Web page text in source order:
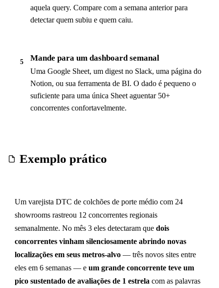
aquela query. Compare com a semana anterior para
detectar quem subiu e quem caiu.
5 Mande para um dashboard semanal
Uma Google Sheet, um digest no Slack, uma página do
Notion, ou sua ferramenta de BI. O dado é pequeno o
suficiente para uma única Sheet aguentar 50+
concorrentes confortavelmente.
Exemplo prático
Um varejista DTC de colchões de porte médio com 24
showrooms rastreou 12 concorrentes regionais
semanalmente. No mês 3 eles detectaram que dois
concorrentes vinham silenciosamente abrindo novas
localizações em seus metros-alvo — três novos sites entre
eles em 6 semanas — e um grande concorrente teve um
pico sustentado de avaliações de 1 estrela com as palavras